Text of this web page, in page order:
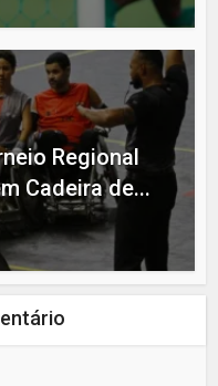
Regional
Cadeira de...